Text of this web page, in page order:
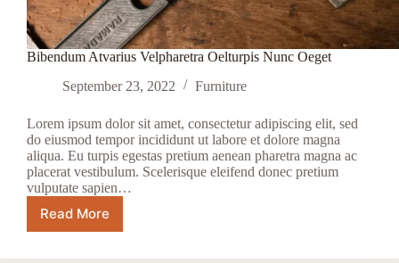
Bibendum Atvarius Velpharetra Oelturpis Nunc Oeget
September 23, 2022
Furniture
Lorem ipsum dolor sit amet, consectetur adipiscing elit, sed
do eiusmod tempor incididunt ut labore et dolore magna
aliqua. Eu turpis egestas pretium aenean pharetra magna ac
placerat vestibulum. Scelerisque eleifend donec pretium
vulputate sapien…
Read More
Bibendum
Velpharetra